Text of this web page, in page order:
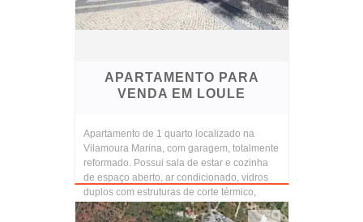
APARTAMENTO PARA
VENDA EM LOULE
Apartamento de 1 quarto localizado na
Vilamoura Marina, com garagem, totalmente
reformado. Possui sala de estar e cozinha
de espaço aberto, ar condicionado, vidros
duplos com estruturas de corte térmico,
aparelhos d...